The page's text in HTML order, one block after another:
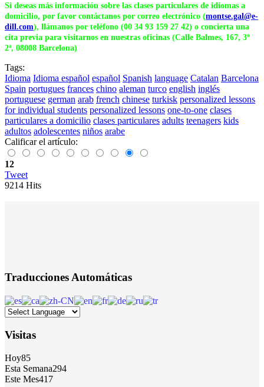
Si deseas más información sobre las clases particulares de idiomas a
domicilio, por favor contáctanos por correo electrónico (montse.gal@e-
dill.com), llámanos por teléfono (00 34 93 159 27 42) o concierta una
cita previa para visitarnos en nuestras oficinas (Calle Balmes, 167, 3º
2ª, 08008 Barcelona)
Tags:
Idioma Idioma español español Spanish language Catalan Barcelona
Spain portugues frances chino aleman turco english inglés
portuguese german arab french chinese turkisk personalized lessons
for individual students personalized lessons one-to-one clases
particulares a domicilio clases particulares adults teenagers kids
adultos adolescentes niños arabe
Calificar el artículo:
12
Tweet
9214 Hits
Traducciones Automáticas
Visitas
Hoy85
Esta Semana294
Este Mes417